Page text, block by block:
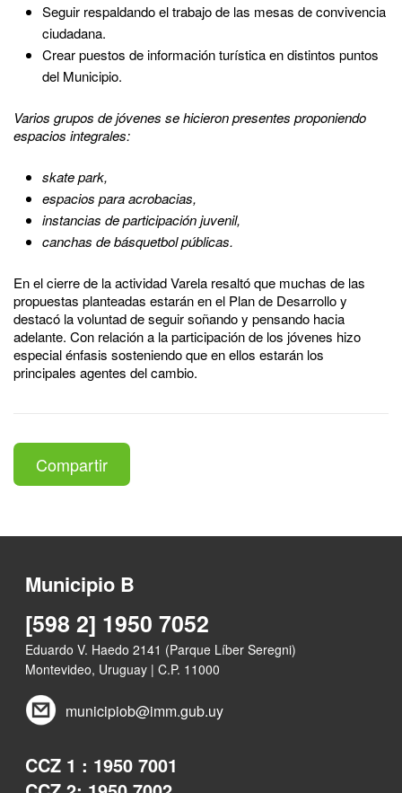
Seguir respaldando el trabajo de las mesas de convivencia
ciudadana.
Crear puestos de información turística en distintos puntos
del Municipio.
Varios grupos de jóvenes se hicieron presentes proponiendo
espacios integrales:
skate park,
espacios para acrobacias,
instancias de participación juvenil,
canchas de básquetbol públicas.
En el cierre de la actividad Varela resaltó que muchas de las
propuestas planteadas estarán en el Plan de Desarrollo y
destacó la voluntad de seguir soñando y pensando hacia
adelante. Con relación a la participación de los jóvenes hizo
especial énfasis sosteniendo que en ellos estarán los
principales agentes del cambio.
Compartir
Municipio B
[598 2] 1950 7052
Eduardo V. Haedo 2141 (Parque Líber Seregni)
Montevideo, Uruguay | C.P. 11000
municipiob@imm.gub.uy
CCZ 1 : 1950 7001